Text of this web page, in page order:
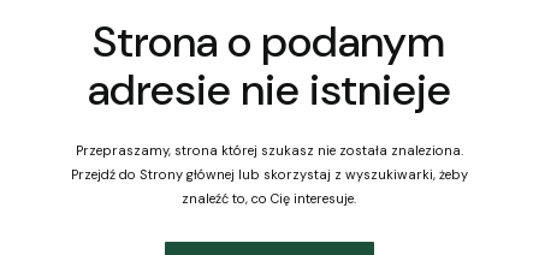
Strona o podanym
adresie nie istnieje
Przepraszamy, strona której szukasz nie została znaleziona.
Przejdź do Strony głównej lub skorzystaj z wyszukiwarki, żeby
znaleźć to, co Cię interesuje.